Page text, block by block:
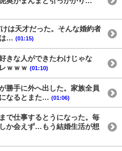
は天才だった。そんな婚約者
… (01:15)
きな人ができたわけじゃな
ｗｗｗ (01:10)
勝手に外へ出した。家族全員
なるとまた… (01:06)
で仕事するとうになった。毎
か会えず…もう結婚生活が想